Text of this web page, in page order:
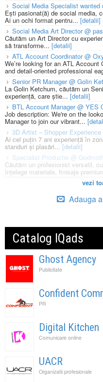
Social Media Specialist wanted
Ești pasionat(ă) de social media,
Ai un ochi format pentru... [detalii]
Social Media Art Director @
Căutăm un Art Director cu
să transforme... [detalii]
ATL Account Coordinator @
We’re looking for an ATL
and detail-oriented professional
Senior PR Manager @ Golin
La Golin Ketchum, căutăm un
experiență, care știe... [detalii]
BTL Account Manager @ YES
Job description: We're on the
Manager to join our vibrant...
3D Artist – Shopper
Ai cel puțin 7 ani experiență în
standuri și plasări... [detalii]
Specialist Productie @
Căutăm un profesionist versatil,
înțelege materiale, finisaje
vezi
Adauga
Catalog IQads
Ghost Agency
Publicitate
Confident
PR
Digital Kitchen
Comunicare online
UACR
Organizatii profesionale